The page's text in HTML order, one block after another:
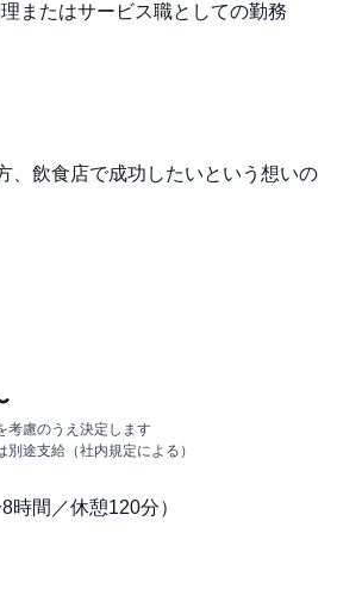
またはサービス職としての勤務
、飲食店で成功したいという想いの
考慮のうえ決定します
途支給（社内規定による）
時間／休憩120分）